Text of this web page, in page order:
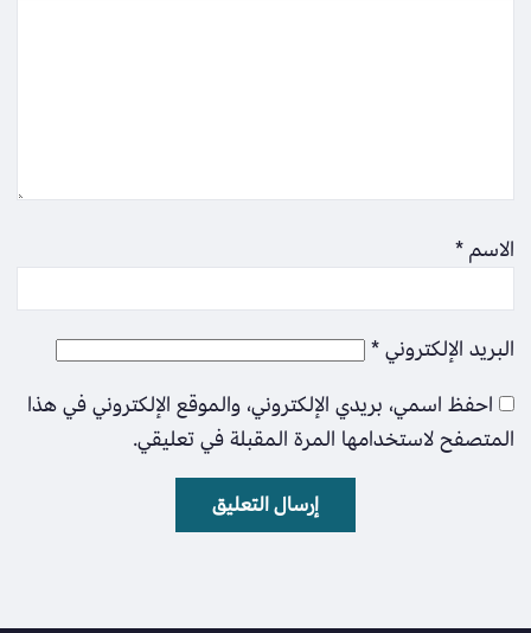
الاسم*
البريد الإلكتروني*
احفظ اسمي، بريدي الإلكتروني، والموقع الإلكتروني في هذا
المتصفح لاستخدامها المرة المقبلة في تعليقي.